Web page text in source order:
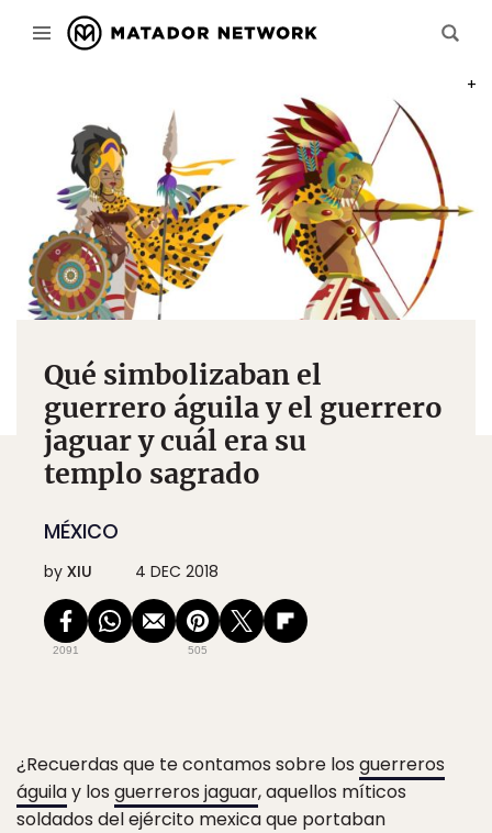
Qué simbolizaban el
guerrero águila y el guerrero
jaguar y cuál era su
templo sagrado
MÉXICO
by XIU 4 DEC 2018
2091 505
¿Recuerdas que te contamos sobre los guerreros
águilay los guerreros jaguar, aquellos míticos
soldados del ejército mexica que portaban